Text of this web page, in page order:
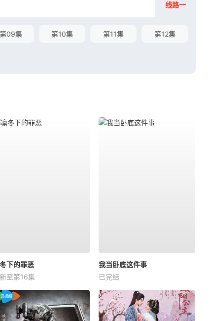
线路一
第09集 第10集 第11集 第12集
下的罪恶
至第16集
我当卧底这件事
已完结